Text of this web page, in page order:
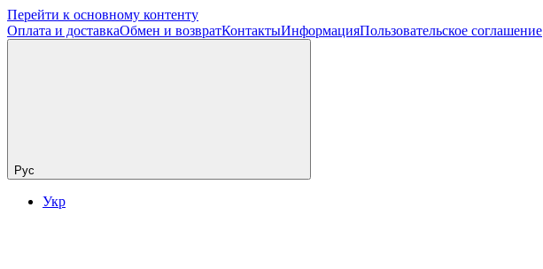
Перейти к основному контенту
Оплата и доставкаОбмен и возвратКонтактыИнформацияПользовательское соглашение
Рус
Укр